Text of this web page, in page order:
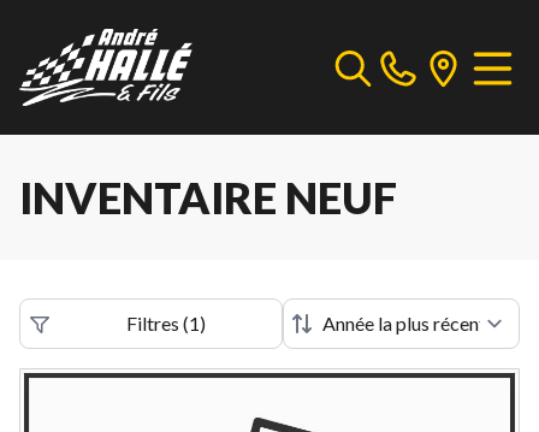
INVENTAIRE NEUF
Filtres (1)